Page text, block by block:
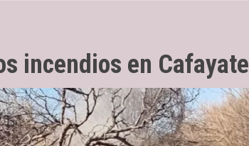
incendios en Cafayate